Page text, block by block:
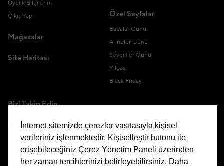
Üyelik Bilgilerim
Çıkış Yap
Mağazalar
Site Haritası
Özel Sayfalar
Babalar Günü
Anneler Günü
Sevgililer Günü
Yılbaşı
Black Friday
Bizi Takip Edin
Uygulamamızı İndirin
İnternet sitemizde çerezler vasıtasıyla kişisel
verileriniz işlenmektedir. Kişiselleştir butonu ile
erişebileceğiniz Çerez Yönetim Paneli üzerinden
her zaman tercihlerinizi belirleyebilirsiniz. Daha